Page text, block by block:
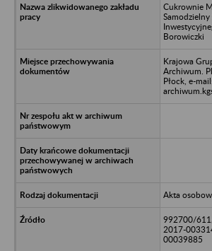
Cukrownie
Borowiczki
Krajowa
Archiwum.
Płock, e-
Akta
992700/
2017-
00039885